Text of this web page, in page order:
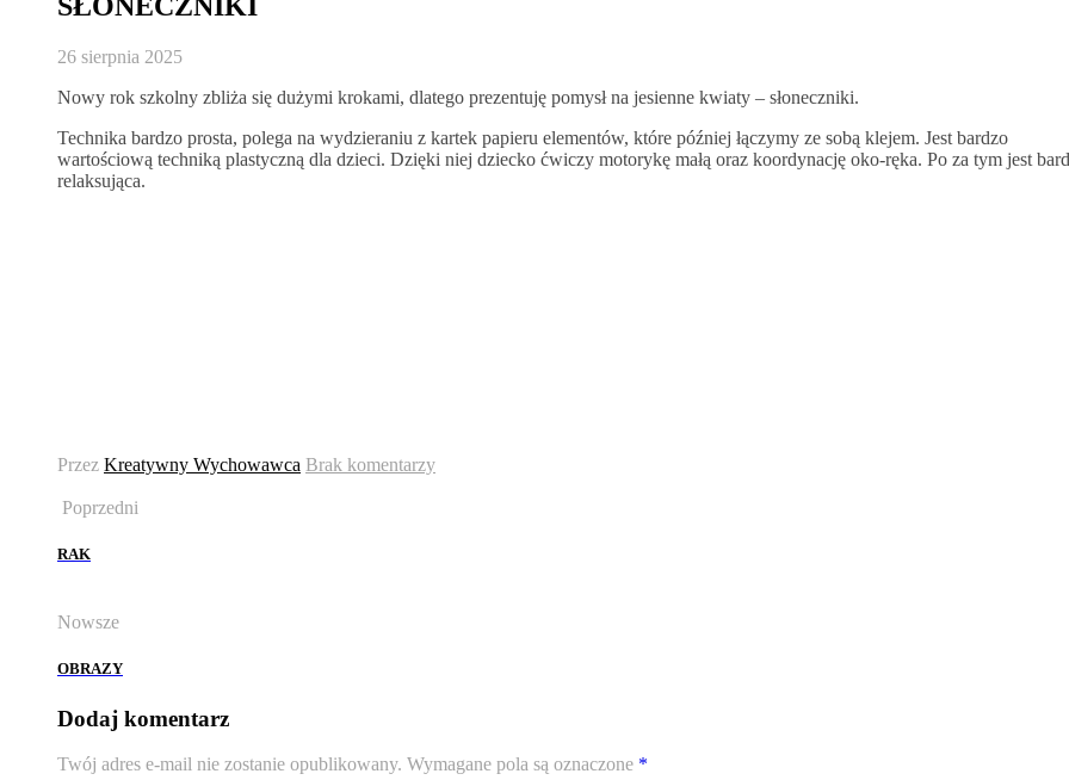
26 sierpnia 2025
Nowy rok szkolny zbliża się dużymi krokami, dlatego prezentuję pomysł na jesienne kwiaty – słoneczniki.
Technika bardzo prosta, polega na wydzieraniu z kartek papieru elementów, które później łączymy ze sobą klejem. Jest bardzo
wartościową techniką plastyczną dla dzieci. Dzięki niej dziecko ćwiczy motorykę małą oraz koordynację oko-ręka. Po za tym jest
relaksująca.
Przez Kreatywny Wychowawca Brak komentarzy
Poprzedni
RAK
Nowsze
OBRAZY
Dodaj komentarz
Twój adres e-mail nie zostanie opublikowany. Wymagane pola są oznaczone *